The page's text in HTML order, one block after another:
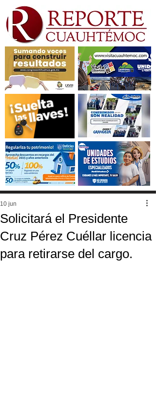
Solicitará el Presidente
Cruz Pérez Cuéllar licencia
para retirarse del cargo.
10 jun